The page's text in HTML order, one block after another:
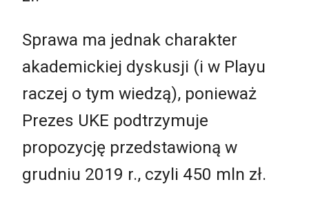
Sprawa ma jednak charakter
akademickiej dyskusji (i w Playu
raczej o tym wiedzą), ponieważ
Prezes UKE podtrzymuje
propozycję przedstawioną w
grudniu 2019 r., czyli 450 mln zł.